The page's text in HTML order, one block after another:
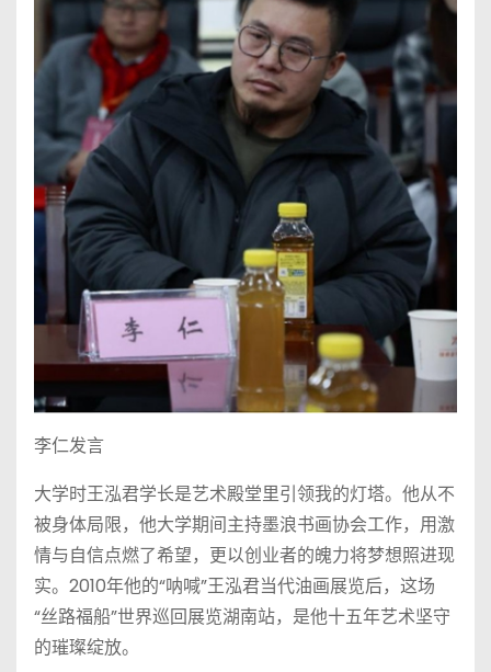
李仁发言
大学时王泓君学长是艺术殿堂里引领我的灯塔。他从不
被身体局限，他大学期间主持墨浪书画协会工作，用激
情与自信点燃了希望，更以创业者的魄力将梦想照进现
实。2010年他的“呐喊”王泓君当代油画展览后，这场
“丝路福船”世界巡回展览湖南站，是他十五年艺术坚守
的璀璨绽放。